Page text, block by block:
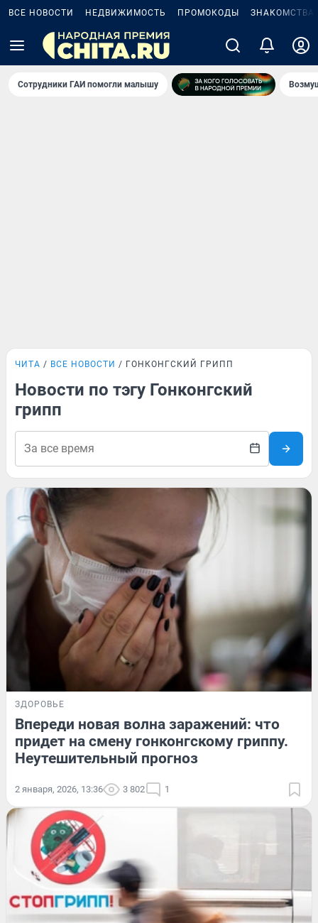
ВСЕ НОВОСТИ НЕДВИЖИМОСТЬ ПРОМОКОДЫ ЗНАКОМСТВА
Сотрудники ГАИ помогли малышу
ЧИТА ВСЕ НОВОСТИ ГОНКОНГСКИЙ ГРИПП
Новости по тэгу Гонконгский
грипп
ЗДОРОВЬЕ
Впереди новая волна заражений: что
придет на смену гонконгскому гриппу.
Неутешительный прогноз
2 января, 2026, 13:36 3 802 1